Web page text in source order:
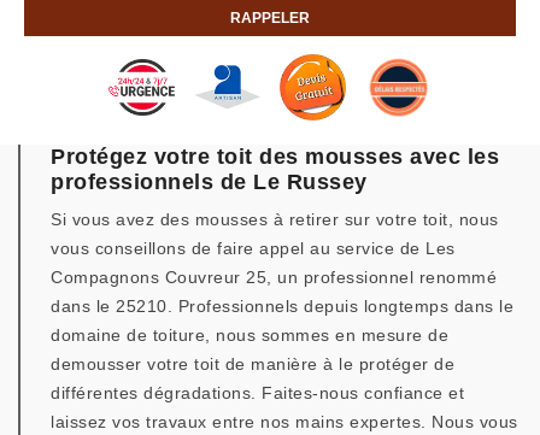
Protégez votre toit des mousses avec les
professionnels de Le Russey
Si vous avez des mousses à retirer sur votre toit, nous
vous conseillons de faire appel au service de Les
Compagnons Couvreur 25, un professionnel renommé
dans le 25210. Professionnels depuis longtemps dans le
domaine de toiture, nous sommes en mesure de
demousser votre toit de manière à le protéger de
différentes dégradations. Faites-nous confiance et
laissez vos travaux entre nos mains expertes. Nous vous